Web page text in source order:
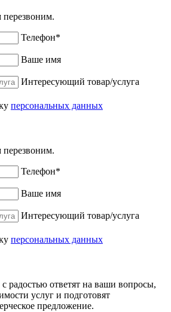
перезвоним.
Телефон*
Ваше имя
Интересующий товар/услуга
персональных данных
перезвоним.
Телефон*
Ваше имя
Интересующий товар/услуга
персональных данных
радостью ответят на ваши вопросы,
услуг и подготовят
предложение.